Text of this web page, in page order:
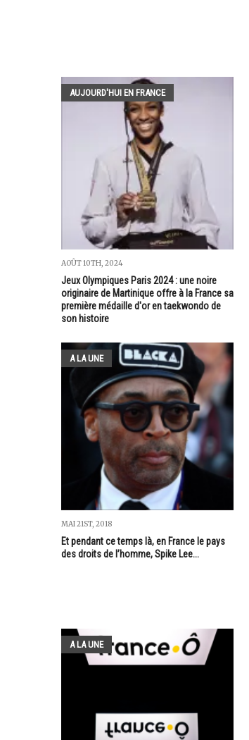
AUJOURD'HUI EN FRANCE
AOÛT 10TH, 2024
Jeux Olympiques Paris 2024 : une noire
originaire de Martinique offre à la France sa
première médaille d'or en taekwondo de
son histoire
A LA UNE
MAI 21ST, 2018
Et pendant ce temps là, en France le pays
des droits de l’homme, Spike Lee...
A LA UNE